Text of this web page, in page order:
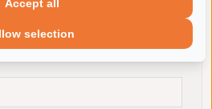
selection
Accept all